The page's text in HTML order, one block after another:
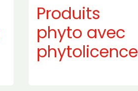
Produits
phyto avec
phytolicence